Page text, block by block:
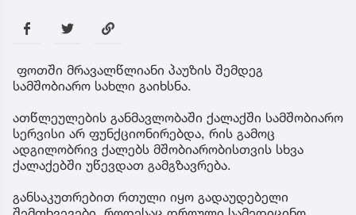
ფოთში მრავალწლიანი პაუზის შემდეგ
სამშობიარო სახლი გაიხსნა.
ათწლეულების განმავლობაში ქალაქში სამშობიარო
სერვისი არ ფუნქციონირებდა, რის გამოც
ადგილობრივ ქალებს მშობიარობისთვის სხვა
ქალაქებში უწევდათ გამგზავრება.
განსაკუთრებით რთული იყო გადაუდებელი